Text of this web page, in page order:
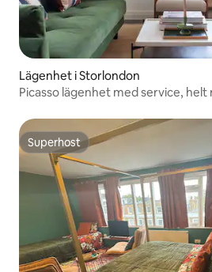
Lägenhet i Storlondon
Picasso lägenhet med service, helt
Superhost
Superhost